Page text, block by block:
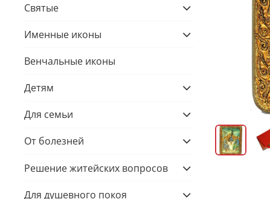
Святые
Именные иконы
Венчальные иконы
Детям
Для семьи
От болезней
Решение житейских вопросов
Для душевного покоя